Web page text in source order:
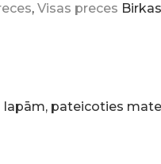
, Visas preces
pateicoties